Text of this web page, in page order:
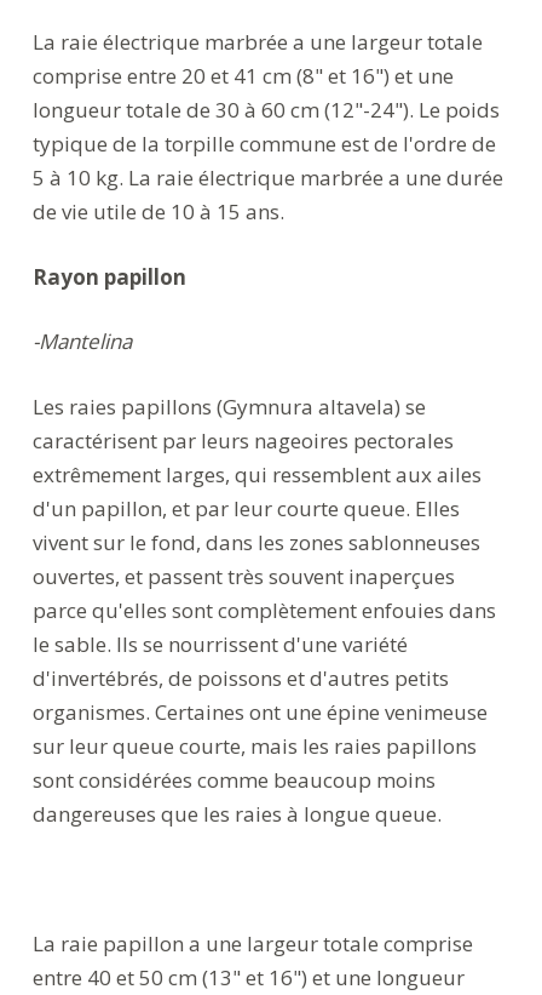
La raie électrique marbrée a une largeur totale
comprise entre 20 et 41 cm (8" et 16") et une
longueur totale de 30 à 60 cm (12"-24"). Le poids
typique de la torpille commune est de l'ordre de
5 à 10 kg. La raie électrique marbrée a une durée
de vie utile de 10 à 15 ans.
Rayon papillon
-Mantelina
Les raies papillons (Gymnura altavela) se
caractérisent par leurs nageoires pectorales
extrêmement larges, qui ressemblent aux ailes
d'un papillon, et par leur courte queue. Elles
vivent sur le fond, dans les zones sablonneuses
ouvertes, et passent très souvent inaperçues
parce qu'elles sont complètement enfouies dans
le sable. Ils se nourrissent d'une variété
d'invertébrés, de poissons et d'autres petits
organismes. Certaines ont une épine venimeuse
sur leur queue courte, mais les raies papillons
sont considérées comme beaucoup moins
dangereuses que les raies à longue queue.
La raie papillon a une largeur totale comprise
entre 40 et 50 cm (13" et 16") et une longueur